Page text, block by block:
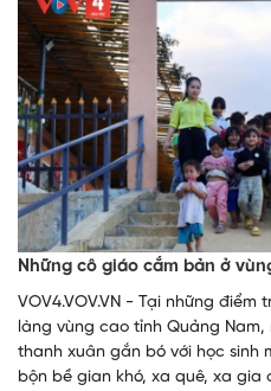
Những cô giáo cắm bản ở
VOV4.VOV.VN - Tại những
làng vùng cao tỉnh Quảng
thanh xuân gắn bó với học sinh
bộn bề gian khó, xa quê, xa gia